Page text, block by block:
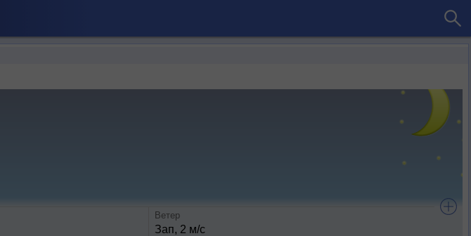
Ветер
Зап, 2 м/с